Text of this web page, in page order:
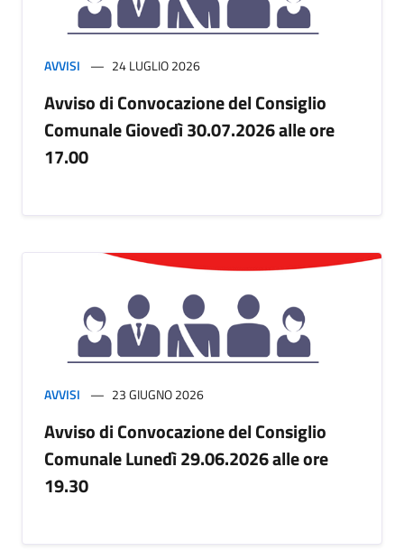
AVVISI 24 LUGLIO 2026
Avviso di Convocazione del Consiglio
Comunale Giovedì 30.07.2026 alle ore
17.00
AVVISI 23 GIUGNO 2026
Avviso di Convocazione del Consiglio
Comunale Lunedì 29.06.2026 alle ore
19.30